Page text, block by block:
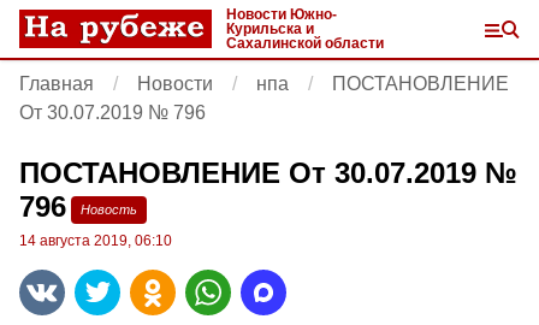
Новости Южно-
Курильска и
Сахалинской области
Главная Новости нпа
ПОСТАНОВЛЕНИЕ
От 30.07.2019 № 796
ПОСТАНОВЛЕНИЕ От 30.07.2019 №
796
Новость
14 августа 2019, 06:10